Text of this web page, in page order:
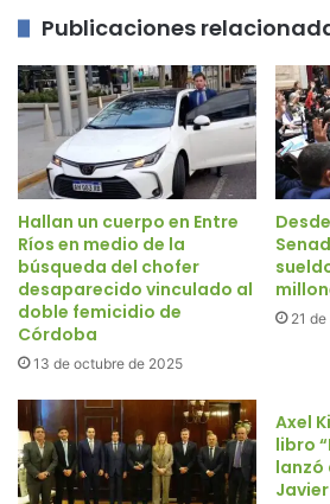
Publicaciones
Hallan un cuerpo en Entre
Ríos en medio de la
búsqueda del chofer
desaparecido vinculado al
doble femicidio de
Córdoba
13 de octubre de 2025
21
Axel
libro
lanzó